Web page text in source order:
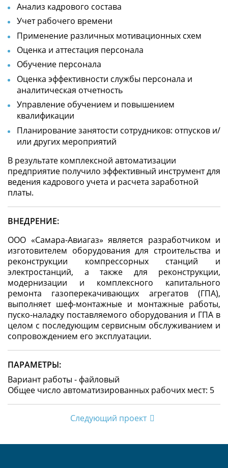
Анализ кадрового состава
Учет рабочего времени
Применение различных мотивационных схем
Оценка и аттестация персонала
Обучение персонала
Оценка эффективности службы персонала и
аналитическая отчетность
Управление обучением и повышением
квалификации
Планирование занятости сотрудников: отпусков и/
или других мероприятий
В результате комплексной автоматизации
предприятие получило эффективный инструмент для
ведения кадрового учета и расчета заработной
платы.
ВНЕДРЕНИЕ:
ООО «Самара-Авиагаз» является разработчиком и
изготовителем оборудования для строительства и
реконструкции компрессорных станций и
электростанций, а также для реконструкции,
модернизации и комплексного капитального
ремонта газоперекачивающих агрегатов (ГПА),
выполняет шеф-монтажные и монтажные работы,
пуско-наладку поставляемого оборудования и ГПА в
целом с последующим сервисным обслуживанием и
сопровождением его эксплуатации.
ПАРАМЕТРЫ:
Вариант работы - файловый
Общее число автоматизированных рабочих мест: 5
Следующий проект